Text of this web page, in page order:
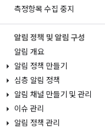
측정항목 수집 중지
알림 정책 및 알림 구성
알림 개요
알림 정책 만들기
심층 알림 정책
알림 채널 만들기 및 관리
이슈 관리
알림 정책 관리